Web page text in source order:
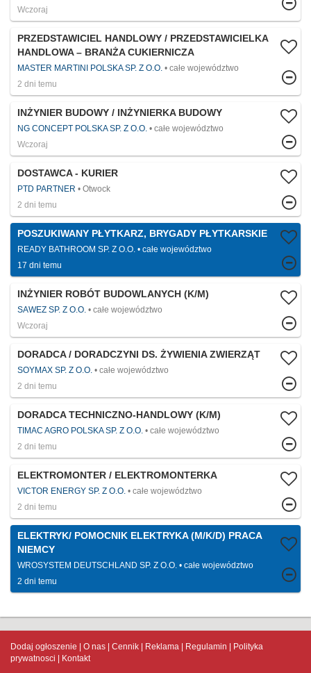
Wczoraj
PRZEDSTAWICIEL HANDLOWY / PRZEDSTAWICIELKA
HANDLOWA – BRANŻA CUKIERNICZA
MASTER MARTINI POLSKA SP. Z O.O.
całe województwo
2 dni temu
INŻYNIER BUDOWY / INŻYNIERKA BUDOWY
NG CONCEPT POLSKA SP. Z O.O.
całe województwo
Wczoraj
DOSTAWCA - KURIER
PTD PARTNER
Otwock
2 dni temu
POSZUKIWANY PŁYTKARZ, BRYGADY PŁYTKARSKIE
READY BATHROOM SP. Z O.O.
całe województwo
17 dni temu
INŻYNIER ROBÓT BUDOWLANYCH (K/M)
SAWEZ SP. Z O.O.
całe województwo
Wczoraj
DORADCA / DORADCZYNI DS. ŻYWIENIA ZWIERZĄT
SOYMAX SP. Z O.O.
całe województwo
2 dni temu
DORADCA TECHNICZNO-HANDLOWY (K/M)
TIMAC AGRO POLSKA SP. Z O.O.
całe województwo
2 dni temu
ELEKTROMONTER / ELEKTROMONTERKA
VICTOR ENERGY SP. Z O.O.
całe województwo
2 dni temu
ELEKTRYK/ POMOCNIK ELEKTRYKA (M/K/D) PRACA
NIEMCY
WROSYSTEM DEUTSCHLAND SP. Z O.O.
całe województwo
2 dni temu
Dodaj ogłoszenie O nas Cennik Reklama Regulamin
Polityka
prywatnosci
Kontakt